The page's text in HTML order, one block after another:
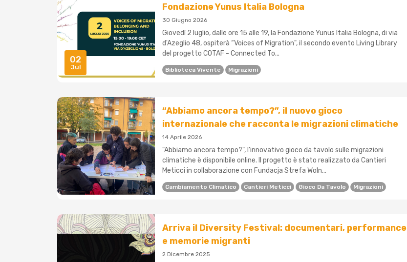
02
Jul
Fondazione Yunus Italia Bologna
30 Giugno 2026
Giovedì 2 luglio, dalle ore 15 alle 19, la Fondazione Yunus Italia Bologna, di via
d'Azeglio 48, ospiterà “Voices of Migration", il secondo evento Living Library
del progetto COTAF - Connected To...
Biblioteca Vivente Migrazioni
“Abbiamo ancora tempo?”, il nuovo gioco
internazionale che racconta le migrazioni climatiche
14 Aprile 2026
"Abbiamo ancora tempo?", l'innovativo gioco da tavolo sulle migrazioni
climatiche è disponibile online. Il progetto è stato realizzato da Cantieri
Meticci in collaborazione con Fundacja Strefa Woln...
Cambiamento Climatico Cantieri Meticci Gioco Da Tavolo Migrazioni
Arriva il Diversity Festival: documentari, performance
e memorie migranti
2 Dicembre 2025